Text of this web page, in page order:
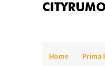
Home Prima